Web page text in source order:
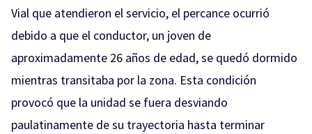
Vial que atendieron el servicio, el percance ocurrió
debido a que el conductor, un joven de
aproximadamente 26 años de edad, se quedó dormido
mientras transitaba por la zona. Esta condición
provocó que la unidad se fuera desviando
paulatinamente de su trayectoria hasta terminar